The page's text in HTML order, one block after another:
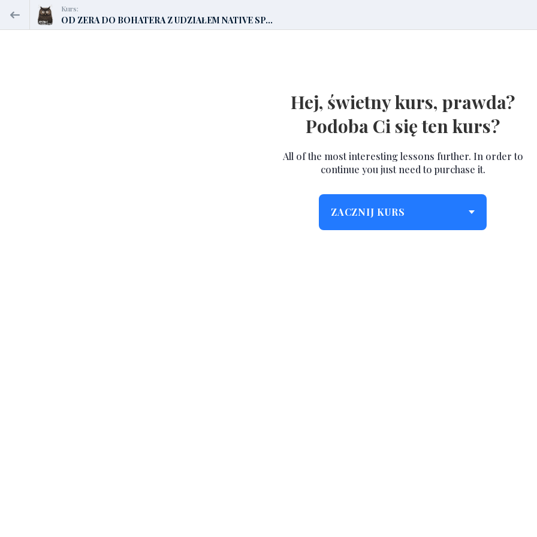
Kurs:
OD ZERA DO BOHATERA Z UDZIAŁEM NATIVE SP...
Hej, świetny kurs, prawda?
Podoba Ci się ten kurs?
All of the most interesting lessons further. In order to
continue you just need to purchase it.
ZACZNIJ KURS